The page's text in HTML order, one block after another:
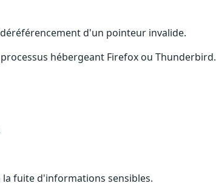
d'un pointeur invalide.
hébergeant Firefox ou Thunderbird.
la fuite d'informations sensibles.